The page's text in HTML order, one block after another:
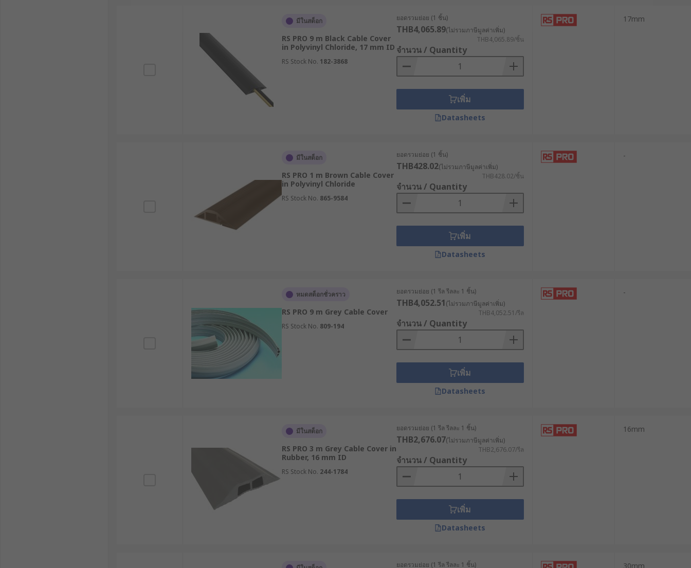
และสั่งซื้อออนไลน์ได้ในราคาปลีก-ราคาส่ง ผ่านเว็บไซต์ RS ได้ตลอด 24 ชั่วโมง พร้อมบริการจัด
มีในสต็อก
RS PRO 9 m Black Cable Cover
in Polyvinyl Chloride, 17 mm ID
RS Stock No. 182-3868
ยอดรวมย่อย (1 ชิ้น)
THB4,065.89(ไม่รวมภาษีมูลค่าเพิ่ม)
THB4,065.89/ชิ้น
จำนวน / Quantity
เพิ่ม
Datasheets
17mm
มีในสต็อก
RS PRO 1 m Brown Cable Cover
in Polyvinyl Chloride
RS Stock No. 865-9584
ยอดรวมย่อย (1 ชิ้น)
THB428.02(ไม่รวมภาษีมูลค่าเพิ่ม)
THB428.02/ชิ้น
จำนวน / Quantity
เพิ่ม
Datasheets
-
หมดสต็อกชั่วคราว
RS PRO 9 m Grey Cable Cover
RS Stock No. 809-194
ยอดรวมย่อย (1 รีล รีลละ 1 ชิ้น)
THB4,052.51(ไม่รวมภาษีมูลค่าเพิ่ม)
THB4,052.51/รีล
จำนวน / Quantity
เพิ่ม
Datasheets
-
มีในสต็อก
RS PRO 3 m Grey Cable Cover in
Rubber, 16 mm ID
RS Stock No. 244-1784
ยอดรวมย่อย (1 รีล รีลละ 1 ชิ้น)
THB2,676.07(ไม่รวมภาษีมูลค่าเพิ่ม)
THB2,676.07/รีล
จำนวน / Quantity
เพิ่ม
Datasheets
16mm
ยอดรวมย่อย (1 รีล รีลละ 1 ชิ้น) 30mm